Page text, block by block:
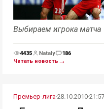
Выбираем игрока матча
Просмотры
4435 NatalyКомментарии
186
Читать новость →
Премьер-лига 28.10.2010 21:57